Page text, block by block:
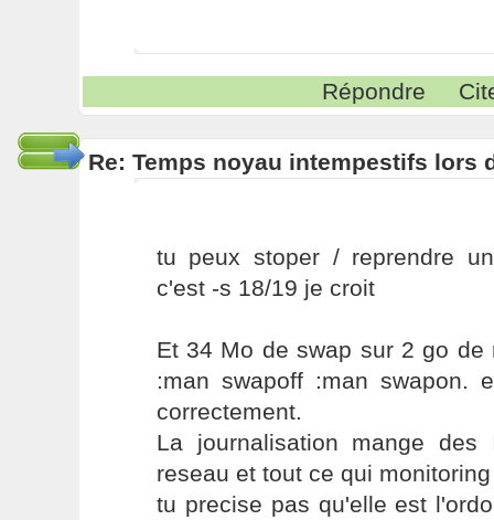
Répondre
Re: Temps noyau intempestifs lors
tu peux stoper / reprendre
c'est -s 18/19 je croit
Et 34 Mo de swap sur 2 go de
:man swapoff :man swapon.
correctement.
La journalisation mange
reseau et tout ce qui
tu precise pas qu'elle est